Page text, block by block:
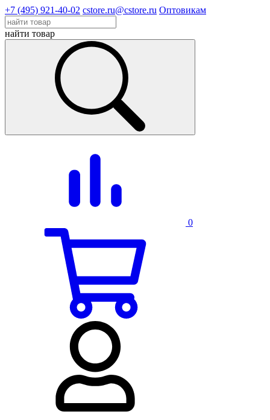
+7 (495) 921-40-02 cstore.ru@cstore.ru Оптовикам
найти товар
0